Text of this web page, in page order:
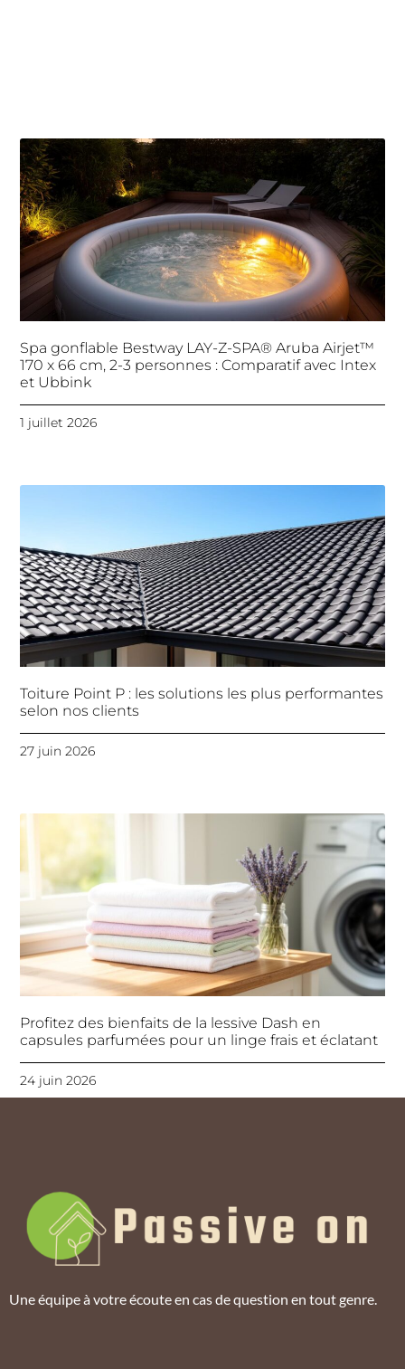
Spa gonflable Bestway LAY-Z-SPA® Aruba Airjet™
170 x 66 cm, 2-3 personnes : Comparatif avec Intex
et Ubbink
1 juillet 2026
Toiture Point P : les solutions les plus performantes
selon nos clients
27 juin 2026
Profitez des bienfaits de la lessive Dash en
capsules parfumées pour un linge frais et éclatant
24 juin 2026
Une équipe à votre écoute en cas de question en tout genre.